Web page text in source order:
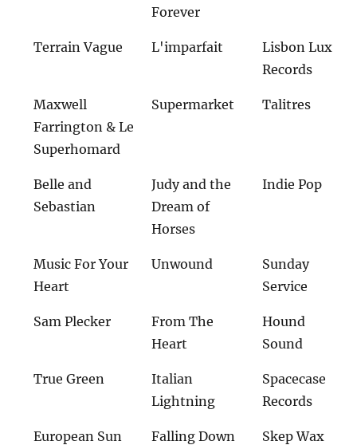
Forever
Terrain Vague L'imparfait
Lisbon Lux
Records
Maxwell
Farrington & Le
Superhomard
Supermarket Talitres
Belle and
Sebastian
Judy and the
Dream of
Horses
Indie Pop
Music For Your
Heart
Unwound
Sunday
Service
Sam Plecker
From The
Heart
Hound
Sound
True Green
Italian
Lightning
Spacecase
Records
European Sun
Falling Down
Skep Wax